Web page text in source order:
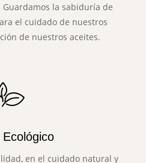
la sabiduría de
el cuidado de nuestros
de nuestros aceites.
en el cuidado natural y